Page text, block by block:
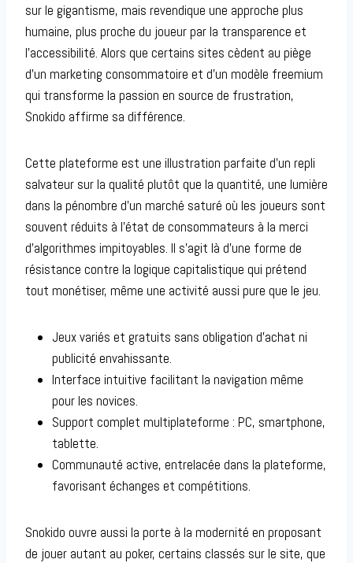
sur le gigantisme, mais revendique une approche plus
humaine, plus proche du joueur par la transparence et
l’accessibilité. Alors que certains sites cèdent au piège
d’un marketing consommatoire et d’un modèle freemium
qui transforme la passion en source de frustration,
Snokido affirme sa différence.
Cette plateforme est une illustration parfaite d’un repli
salvateur sur la qualité plutôt que la quantité, une lumière
dans la pénombre d’un marché saturé où les joueurs sont
souvent réduits à l’état de consommateurs à la merci
d’algorithmes impitoyables. Il s’agit là d’une forme de
résistance contre la logique capitalistique qui prétend
tout monétiser, même une activité aussi pure que le jeu.
Jeux variés et gratuits sans obligation d’achat ni
publicité envahissante.
Interface intuitive facilitant la navigation même
pour les novices.
Support complet multiplateforme : PC, smartphone,
tablette.
Communauté active, entrelacée dans la plateforme,
favorisant échanges et compétitions.
Snokido ouvre aussi la porte à la modernité en proposant
de jouer autant au poker, certains classés sur le site, que